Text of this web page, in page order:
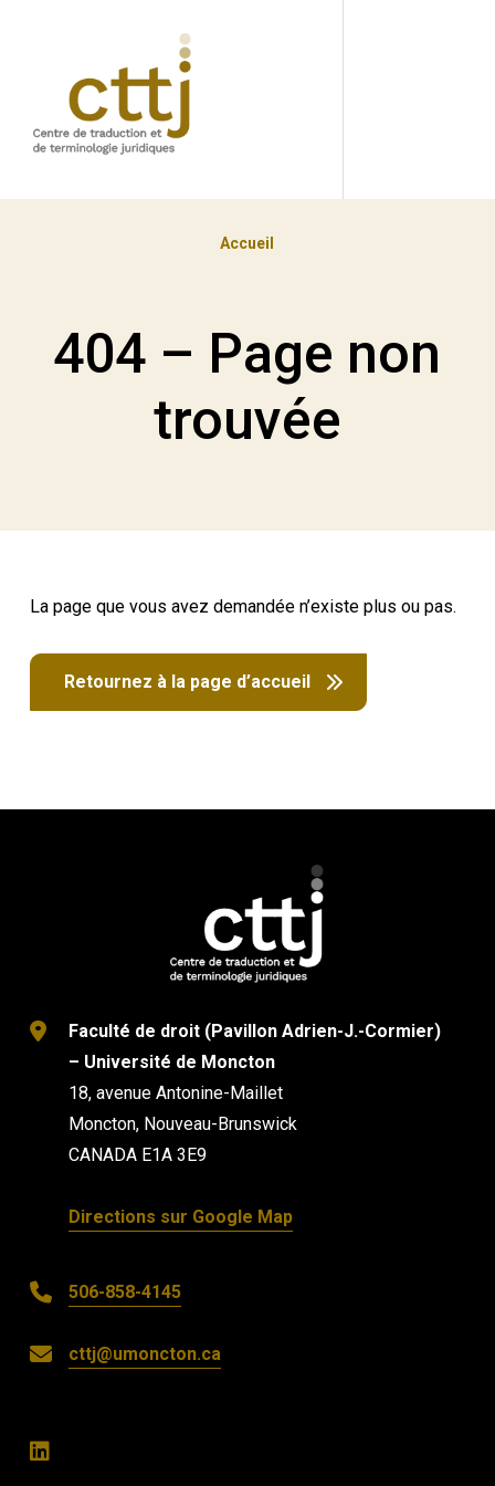
Accueil
404 – Page non
trouvée
La page que vous avez demandée n’existe plus ou pas.
Retournez à la page d’accueil
Faculté de droit (Pavillon Adrien-J.-Cormier)
– Université de Moncton
18, avenue Antonine-Maillet
Moncton, Nouveau-Brunswick
CANADA E1A 3E9
Directions sur Google Map
506-858-4145
cttj@umoncton.ca